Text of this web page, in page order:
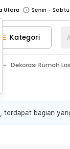
Utara
Barat
Senin -
Senin - Jumat
Senin - Jumat
Senin -
Barat
Senin -
Kategori
Dekorasi Rumah
terdapat bagian